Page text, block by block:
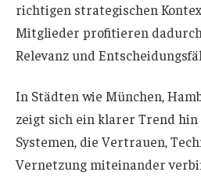
richtigen strategischen
Mitglieder profitieren
Relevanz und
In Städten wie München,
zeigt sich ein klarer Trend hin
Systemen, die Vertrauen,
Vernetzung miteinander